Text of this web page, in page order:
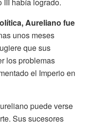
III había logrado.
Aureliano fue
unos meses
que sus
los problemas
el Imperio en
puede verse
Sus sucesores